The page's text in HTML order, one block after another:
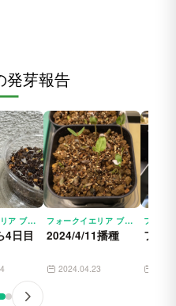
発芽報告
フォークイエリア ブレビフローラ FOUQUIERIA SPLENDENS SSP. BREVIFLORA
4日目
フォークイエリア ブレビフローラ FOUQUIERIA SPLENDENS SSP. BREVIFLORA
2024/4/11播種
2024.04.23
フォ